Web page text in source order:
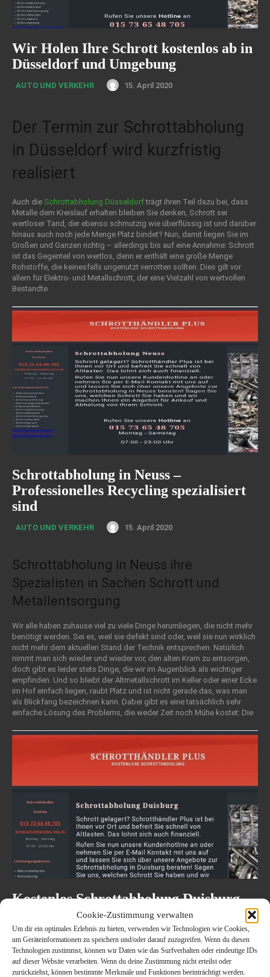
Cookie-Zustimmung verwalten
Um dir ein optimales Erlebnis zu bieten, verwenden wir Technologien wie Cookies,
um Geräteinformationen zu speichern und/oder darauf zuzugreifen. Wenn du diesen
Technologien zustimmst, können wir Daten wie das Surfverhalten oder eindeutige IDs
auf dieser Website verarbeiten. Wenn du deine Zustimmung nicht erteilst oder
zurückziehst, können bestimmte Merkmale und Funktionen beeinträchtigt werden.
Wir Holen Ihre Schrott kostenlos ab in
Düsseldorf und Umgebung
AUTO UND VERKEHR 15. April 2020
Der Termin zur Schrottabholung
in Düsseldorf wird kurzfristig
realisiert
Auch die Schrottabholung Düsseldorfträgt ihren Teil dazu bei, dass
Metalle dem Kreislauf erhalten bleiben Sie denken, Schrott sei
wertloser Tand, der ebenso schmutzig wie überflüssig ist und darüber
hinaus auch noch jede Menge Platz bindet? Nun, damit liegen Sie im
Großen und Ganzen richtig – allerdings bis auf eine Annahme: Schrott
ist das Gegenteil von wertlos, denn er enthält eine große Menge
Rohstoffe, die keinesfalls ungenutzt verrotten sollten. Dies gilt vor
allem für Elektro- und Metallschrott, der eine Vielzahl von wertvollen
Bestandte
Schrottabholung in Neuss –
Professionelles Recycling spezialisiert
sind
AUTO UND VERKEHR 15. April 2020
Schrottabholung in Neuss ihre
Spezialisten in Sachen Schrott und
Metallentsorgung
Wir alle haben zuhause viel zu viele Dinge herumliegen, die nicht mehr
benötigt werden. Sei es, weil sie defekt sind oder, weil sie nun wirklich
nicht mehr dem aktuellen Stand der Technik entsprechen. Natürlich
nimmt man sich wieder und wieder vor, den alten Kram zu entsorgen,
doch gibt es leider stets Dinge, die wir im Augenblick als wichtiger
empfinden. Und so bleibt der Altmetallschrott im Keller oder einer Ecke
im Hof einfach liegen, raubt Platz und ist nicht gerade das, was man
als Blickfang bezeichnen kann. Dabei gibt es eine tatsächlich sehr
einfache Lösung des Problems, die weder Zeit noch Mühe kostet: Die
Kostenlos Schrottabholung Duisburg
und gesamte Umgebung
AUTO UND VERKEHR 15. April 2020